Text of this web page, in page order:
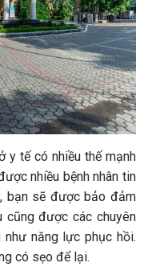
y tế có nhiều thế mạnh
nhiều bệnh nhân tin
bạn sẽ được bảo đảm
được các chuyên
năng lực phục hồi.
có sẹo để lại.